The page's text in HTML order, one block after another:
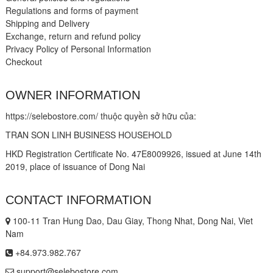
Regulations and forms of payment
Shipping and Delivery
Exchange, return and refund policy
Privacy Policy of Personal Information
Checkout
OWNER INFORMATION
https://selebostore.com/ thuộc quyền sở hữu của:
TRAN SON LINH BUSINESS HOUSEHOLD
HKD Registration Certificate No. 47E8009926, issued at June 14th
2019, place of issuance of Dong Nai
CONTACT INFORMATION
100-11 Tran Hung Dao, Dau Giay, Thong Nhat, Dong Nai, Viet
Nam
+84.973.982.767